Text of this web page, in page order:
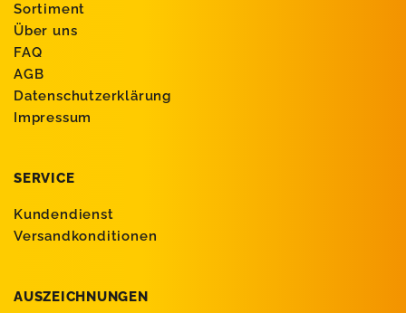
Sortiment
Über uns
FAQ
AGB
Datenschutzerklärung
Impressum
SERVICE
Kundendienst
Versandkonditionen
AUSZEICHNUNGEN